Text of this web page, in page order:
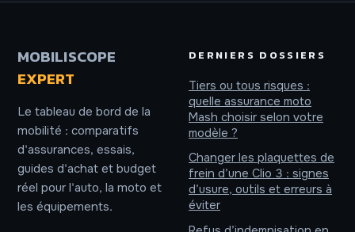
MOBILISCOPE
EXPERT
Le tableau de bord de la
mobilité : comparatifs
d'assurances, essais,
guides d'achat et budget
réel pour l'auto, la moto et
les équipements.
DERNIERS DOSSIERS
Tiers ou tous risques :
quelle assurance moto
Mash choisir selon votre
modèle ?
Changer les plaquettes de
frein d’une Clio 3 : signes
d’usure, outils et erreurs à
éviter